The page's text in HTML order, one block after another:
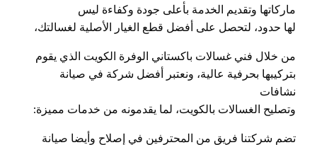
ماركاتها وتقديم الخدمة بأعلى جودة وكفاءة ليس
لها حدود، لتحصل على أفضل قطع الغيار الأصلية لغسالتك،
من خلال فني غسالات باكستاني الوفرة الكويت الذي يقوم
بتركيبها بحرفية عالية، ونعتبر أفضل شركة في صيانة
نشافات
وتصليح الغسالات بالكويت، لما يقدمونه من خدمات مميزة:
تضم شركتنا فريق من المحترفين في إصلاح وأيضا صيانة